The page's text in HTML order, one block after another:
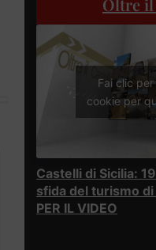
Oltre il
Fai clic
cookie per
Castelli di Sicilia:
sfida del turismo
PER IL VIDEO